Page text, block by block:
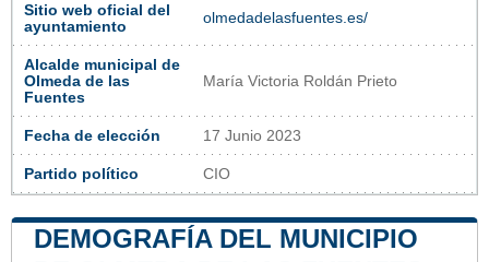
Sitio web oficial del
ayuntamiento
olmedadelasfuentes.es/
Alcalde municipal de
Olmeda de las
Fuentes
María Victoria Roldán Prieto
Fecha de elección 17 Junio 2023
Partido político CIO
DEMOGRAFÍA DEL MUNICIPIO